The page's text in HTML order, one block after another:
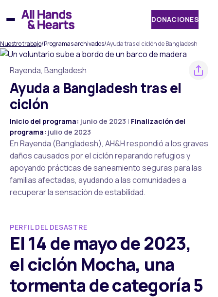
contenido
DONACIONES
Nuestro trabajo/Programas archivados/Ayuda tras el ciclón de Bangladesh
Rayenda, Bangladesh
Ayuda a Bangladesh tras el
ciclón
Inicio del programa: junio de 2023 | Finalización del
programa: julio de 2023
En Rayenda (Bangladesh), AH&H respondió a los graves
daños causados por el ciclón reparando refugios y
apoyando prácticas de saneamiento seguras para las
familias afectadas, ayudando a las comunidades a
recuperar la sensación de estabilidad.
PERFIL DEL DESASTRE
El 14 de mayo de 2023,
el ciclón Mocha, una
tormenta de categoría 5